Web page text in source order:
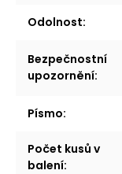
Odolnost:
Bezpečnostní
upozornění:
Písmo:
Počet kusů v
balení: